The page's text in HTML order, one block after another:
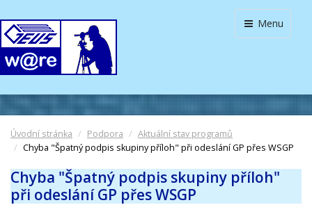
Menu
Úvodní stránka Podpora
Aktuální stav programů
Chyba "Špatný podpis skupiny příloh" při odeslání GP přes WSGP
Chyba "Špatný podpis skupiny příloh"
při odeslání GP přes WSGP